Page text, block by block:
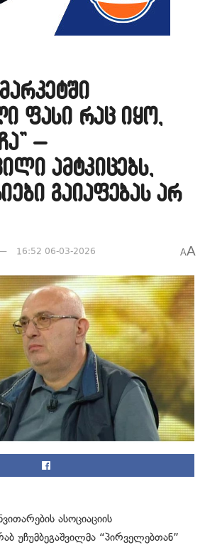
ფასი რაც იყო,
–
ამტკიცებს,
გაიაფებას არ
16:52 06-03-2026 AA
ასოციაციის
უჩუმბეგაშვილმა “პირველებთან”